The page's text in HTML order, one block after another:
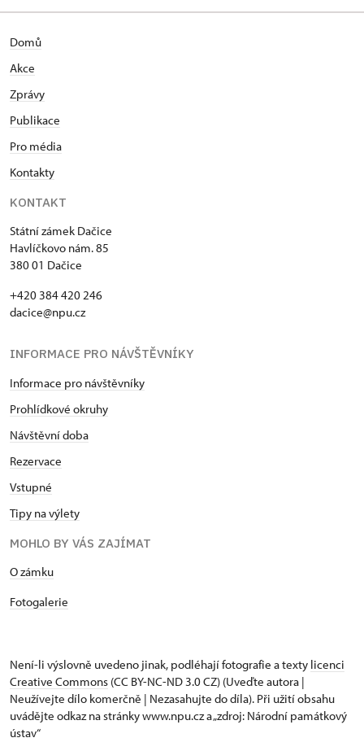
Domů
Akce
Zprávy
Publikace
Pro média
Kontakty
KONTAKT
Státní zámek Dačice
Havlíčkovo nám. 85
380 01 Dačice
+420 384 420 246
dacice@npu.cz
INFORMACE PRO NÁVŠTĚVNÍKY
Informace pro návštěvníky
Prohlídkové okruhy
Návštěvní doba
Rezervace
Vstupné
Tipy na výlety
MOHLO BY VÁS ZAJÍMAT
O zámku
Fotogalerie
Není-li výslovně uvedeno jinak, podléhají fotografie a texty licenci
Creative Commons (CC BY-NC-ND 3.0 CZ) (Uveďte autora |
Neužívejte dílo komerčně | Nezasahujte do díla). Při užití obsahu
uvádějte odkaz na stránky www.npu.cz a „zdroj: Národní památkový
ústav“